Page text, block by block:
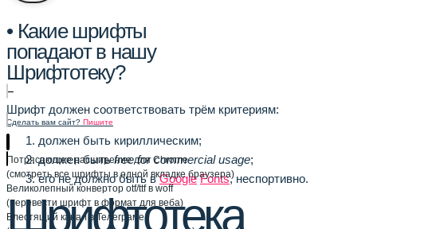
• Какие шрифты
попадают в нашу
Шрифтотеку?
–
Шрифт должен соответствовать трём критериям:
должен быть кириллическим;
должен бытьfree for commercial usage;
его не должно быть вGoogle Fonts, неспортивно.
Потрясающее расширение для Chrome
(смотреть все шрифты в одной вкладке браузера)
Великолепный конвертор otf/ttf в woff
(перевести шрифт в формат для веба)
Блестящий канал в Телеграме
Сделать вам сайт? Пишите
Шрифтотека